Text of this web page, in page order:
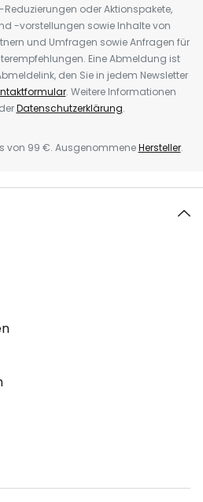
oder Aktionspakete,
-vorstellungen sowie Inhalte von
und Umfragen sowie Anfragen für
Eine Abmeldung ist
den Sie in jedem Newsletter
. Weitere Informationen
Datenschutzerklärung.
von 99 €. AusgenommeneHersteller.